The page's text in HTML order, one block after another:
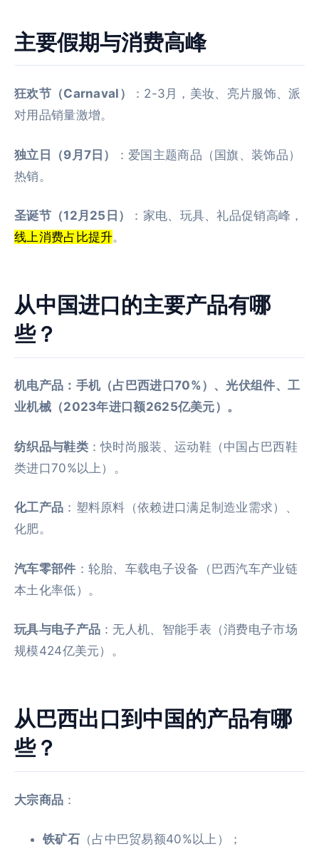
主要假期与消费高峰
狂欢节（Carnaval）
：2-3月，美妆、亮片服饰、派
对用品销量激增。
独立日（9月7日）
：爱国主题商品（国旗、装饰品）
热销。
圣诞节（12月25日）
：家电、玩具、礼品促销高峰，
线上消费占比提升。
从中国进口的主要产品有哪
些？
机电产品：手机（占巴西进口70%）、光伏组件、工
业机械（2023年进口额2625亿美元）。
纺织品与鞋类：快时尚服装、运动鞋（中国占巴西鞋
类进口70%以上）。
化工产品 ：塑料原料（依赖进口满足制造业需求）、
化肥。
汽车零部件 ：轮胎、车载电子设备（巴西汽车产业链
本土化率低）。
玩具与电子产品 ：无人机、智能手表（消费电子市场
规模424亿美元）。
从巴西出口到中国的产品有哪
些？
大宗商品 ：
铁矿石（占中巴贸易额40%以上）；